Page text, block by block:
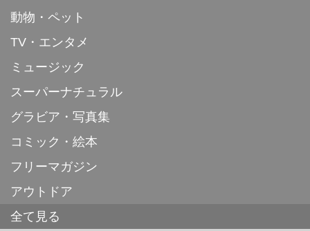
動物・ペット
TV・エンタメ
ミュージック
スーパーナチュラル
グラビア・写真集
コミック・絵本
フリーマガジン
アウトドア
全て見る